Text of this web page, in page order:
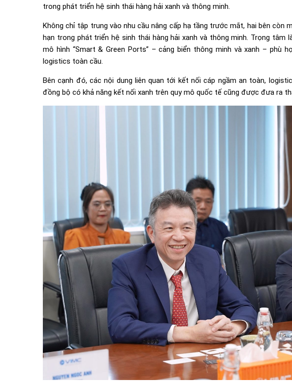
trong phát triển hệ sinh thái hàng hải xanh và thông minh.
Không chỉ tập trung vào nhu cầu nâng cấp hạ tầng trước mắt, hai bên còn
hạn trong phát triển hệ sinh thái hàng hải xanh và thông minh. Trọng tâm
mô hình “Smart & Green Ports” – cảng biển thông minh và xanh – phù
logistics toàn cầu.
Bên cạnh đó, các nội dung liên quan tới kết nối cáp ngầm an toàn,
đồng bộ có khả năng kết nối xanh trên quy mô quốc tế cũng được đưa ra